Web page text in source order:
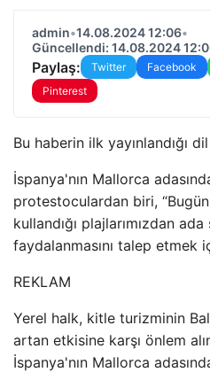
admin•14.08.2024 12:06•
Güncellendi: 14.08.2024
Paylaş: Twitter Facebook
Pinterest
Bu haberin ilk yayınlandığı
İspanya'nın Mallorca
protestoculardan biri,
kullandığı plajlarımızdan
faydalanmasını talep etmek
REKLAM
Yerel halk, kitle turizminin
artan etkisine karşı önlem
İspanya'nın Mallorca